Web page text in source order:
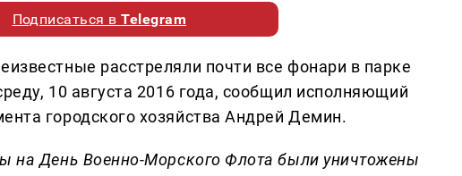
Подписаться вTelegram
расстреляли почти все фонари в парке
10 августа 2016 года, сообщил исполняющий
городского хозяйства Андрей Демин.
на День Военно-Морского Флота были уничтожены